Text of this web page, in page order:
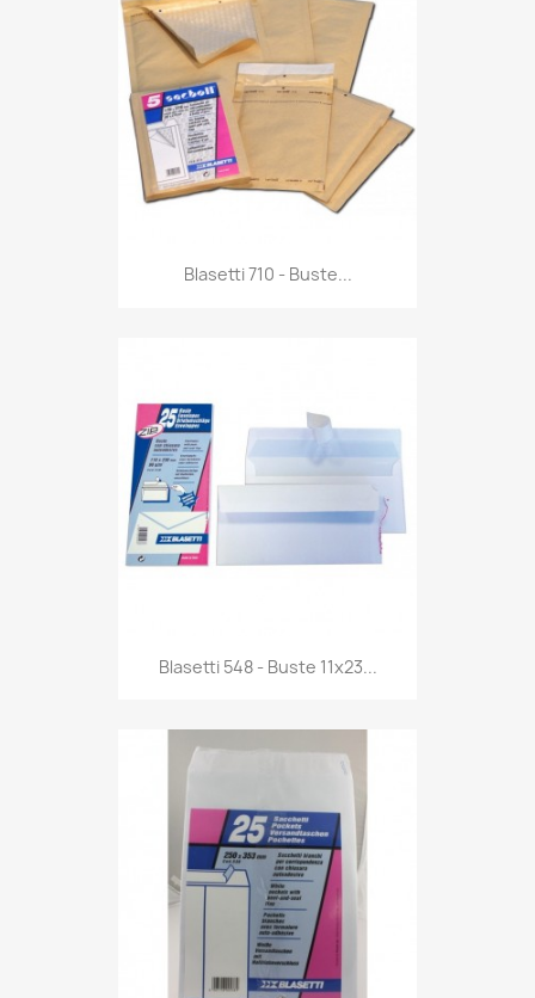
Anteprima
Blasetti 710 - Buste...
Anteprima
Blasetti 548 - Buste 11x23...